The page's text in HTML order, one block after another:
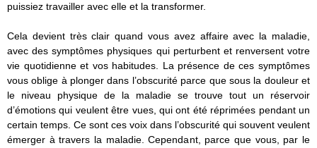
puissiez travailler avec elle et la transformer.
Cela devient très clair quand vous avez affaire avec la maladie,
avec des symptômes physiques qui perturbent et renversent votre
vie quotidienne et vos habitudes. La présence de ces symptômes
vous oblige à plonger dans l’obscurité parce que sous la douleur et
le niveau physique de la maladie se trouve tout un réservoir
d’émotions qui veulent être vues, qui ont été réprimées pendant un
certain temps. Ce sont ces voix dans l’obscurité qui souvent veulent
émerger à travers la maladie. Cependant, parce que vous, par le